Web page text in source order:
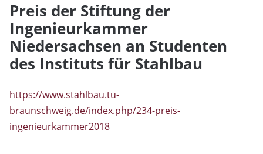
Preis der Stiftung der
Ingenieurkammer
Niedersachsen an Studenten
des Instituts für Stahlbau
https://www.stahlbau.tu-
braunschweig.de/index.php/234-preis-
ingenieurkammer2018